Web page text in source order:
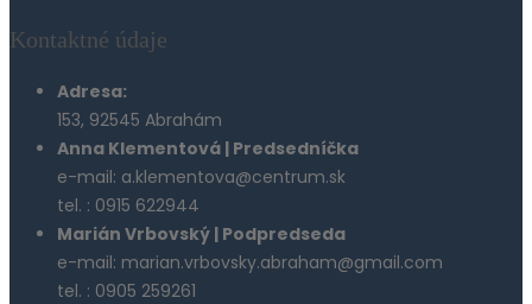
Kontaktné údaje
Adresa:
153, 92545 Abrahám
Anna Klementová | Predsedníčka
e-mail: a.klementova@centrum.sk
tel. : 0915 622944
Marián Vrbovský | Podpredseda
e-mail: marian.vrbovsky.abraham@gmail.com
tel. : 0905 259261